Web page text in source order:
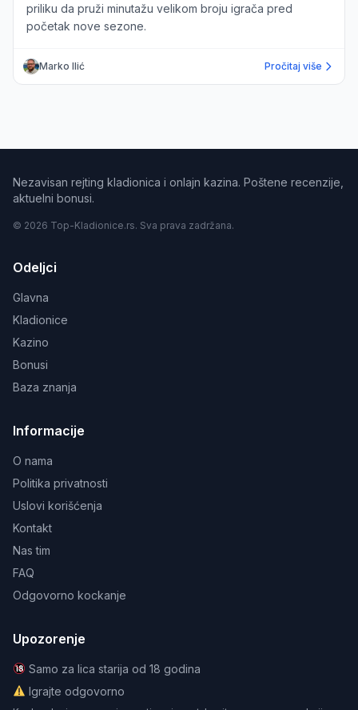
priliku da pruži minutažu velikom broju igrača pred
početak nove sezone.
Marko Ilić Pročitaj više
Nezavisan rejting kladionica i onlajn kazina. Poštene recenzije,
aktuelni bonusi.
© 2026 Top-Kladionice.rs. Sva prava zadržana.
Odeljci
Glavna
Kladionice
Kazino
Bonusi
Baza znanja
Informacije
O nama
Politika privatnosti
Uslovi korišćenja
Kontakt
Nas tim
FAQ
Odgovorno kockanje
Upozorenje
Samo za lica starija od 18 godina
Igrajte odgovorno